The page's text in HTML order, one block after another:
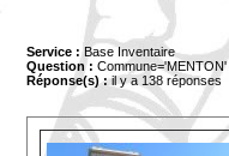
Service : Base Inventaire
Question : Commune='MENTON'
Réponse(s) :il y a 138 réponses